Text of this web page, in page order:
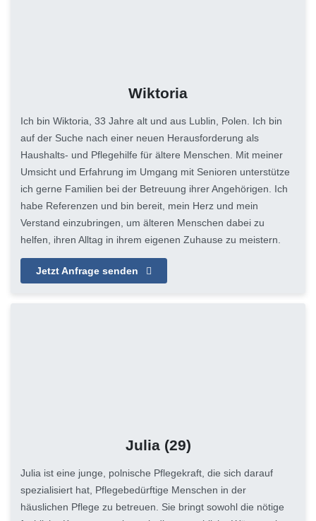
Wiktoria
Ich bin Wiktoria, 33 Jahre alt und aus Lublin, Polen. Ich bin
auf der Suche nach einer neuen Herausforderung als
Haushalts- und Pflegehilfe für ältere Menschen. Mit meiner
Umsicht und Erfahrung im Umgang mit Senioren unterstütze
ich gerne Familien bei der Betreuung ihrer Angehörigen. Ich
habe Referenzen und bin bereit, mein Herz und mein
Verstand einzubringen, um älteren Menschen dabei zu
helfen, ihren Alltag in ihrem eigenen Zuhause zu meistern.
Jetzt Anfrage senden
Julia (29)
Julia ist eine junge, polnische Pflegekraft, die sich darauf
spezialisiert hat, Pflegebedürftige Menschen in der
häuslichen Pflege zu betreuen. Sie bringt sowohl die nötige